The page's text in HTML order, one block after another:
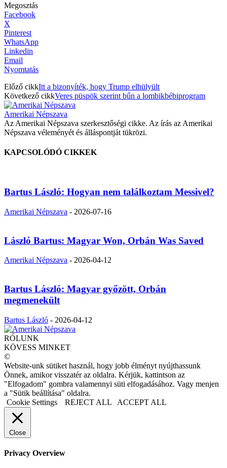
Megosztás
Facebook
X
Pinterest
WhatsApp
Linkedin
Email
Nyomtatás
Előző cikkItt a bizonyíték, hogy Trump elhülyült
Következő cikkVeres püspök szerint bűn a lombikbébiprogram
Amerikai Népszava
Az Amerikai Népszava szerkesztőségi cikke. Az írás az Amerikai
Népszava véleményét és álláspontját tükrözi.
KAPCSOLÓDÓ CIKKEK
Bartus László: Hogyan nem találkoztam Messivel?
Amerikai Népszava - 2026-07-16
László Bartus: Magyar Won, Orbán Was Saved
Amerikai Népszava - 2026-04-12
Bartus László: Magyar győzött, Orbán
megmenekült
Bartus László - 2026-04-12
RÓLUNK
KÖVESS MINKET
©
Website-unk sütiket használ, hogy jobb élményt nyújthassunk
Önnek, amikor visszatér az oldalra. Kérjük, kattintson az
"Elfogadom" gombra valamennyi süti elfogadásához. Vagy menjen
a "Sütik beállítása" oldalra.
Cookie Settings
REJECT ALL ACCEPT ALL
Close
Privacy Overview